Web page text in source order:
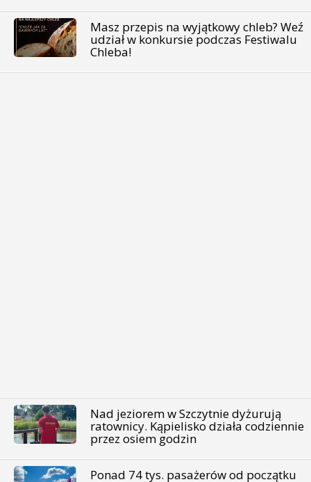
Masz przepis na wyjątkowy chleb? Weź
udział w konkursie podczas Festiwalu
Chleba!
Nad jeziorem w Szczytnie dyżurują
ratownicy. Kąpielisko działa codziennie
przez osiem godzin
Ponad 74 tys. pasażerów od początku